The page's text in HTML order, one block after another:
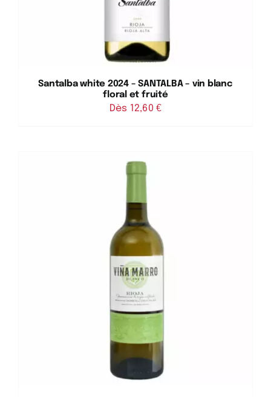
Santalba white 2024 – SANTALBA – vin blanc
floral et fruité
Dès 12,60€